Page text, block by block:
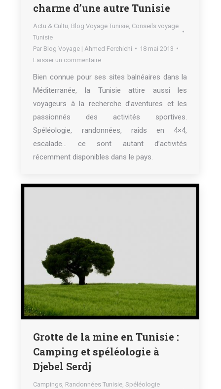
charme d’une autre Tunisie
Actu & Cultu Blog Voyage Tunisie Conseils voyage
Tunisie
Par Blog Voyage | Ahmed Ferchichi
18 mai 2013
Laisser un commentaire
Bien connue pour ses sites balnéaires dans la
Méditerranée, la Tunisie attire aussi les
voyageurs à la recherche d’aventures et les
passionnés des activités sportives.
Spéléologie, randonnées, raids en 4×4,
escalade… ce sont autant d’activités
récemment disponibles dans le pays.
Grotte de la mine en Tunisie :
Camping et spéléologie à
Djebel Serdj
Campings, Randonnées Tunisie,Spéléologie